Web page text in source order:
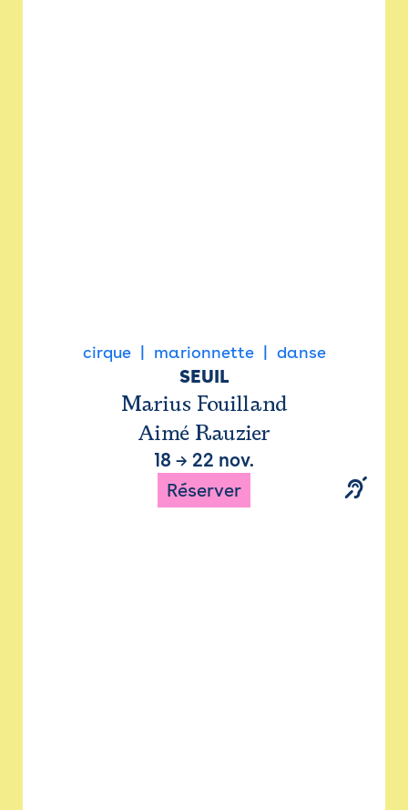
cirque marionnette danse
SEUIL
Marius Fouilland
Aimé Rauzier
18 → 22 nov.
Réserver